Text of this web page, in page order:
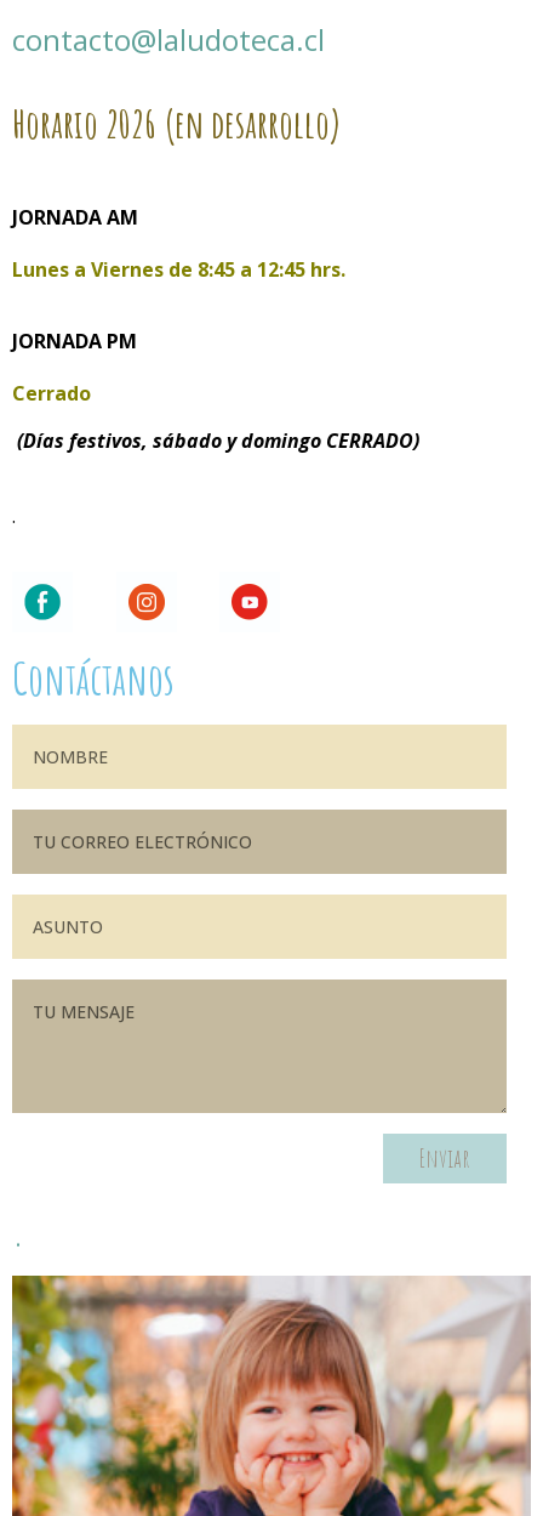
contacto@laludoteca.cl
Horario 2026 (en desarrollo)
JORNADA AM
Lunes a Viernes de 8:45 a 12:45 hrs.
JORNADA PM
Cerrado
(Días festivos, sábado y domingo CERRADO)
.
Contáctanos
Enviar
.